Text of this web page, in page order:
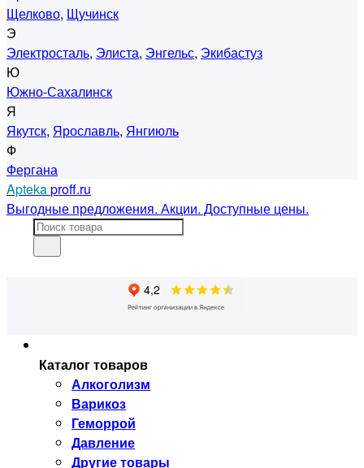
Щелково, Щучинск
Э
Электросталь, Элиста, Энгельс, Экибастуз
Ю
Южно-Сахалинск
Я
Якутск, Ярославль, Янгиюль
Ф
Фергана
Aptekaproff.ru
Выгодные предложения. Акции. Доступные цены.
Каталог товаров
Алкоголизм
Варикоз
Геморрой
Давление
Другие товары